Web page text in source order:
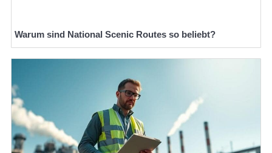
Warum sind National Scenic Routes so beliebt?